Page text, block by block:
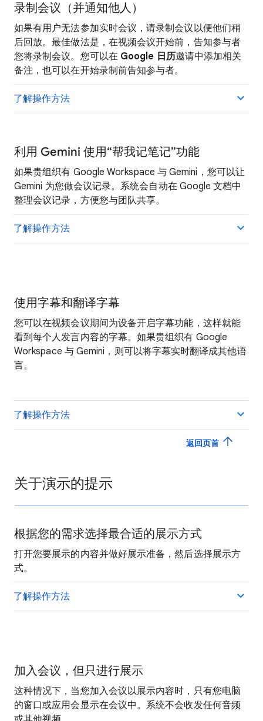
录制会议（并通知他人）
如果有用户无法参加实时会议，请录制会议以便他们稍
后回放。最佳做法是，在视频会议开始前，告知参与者
您将录制会议。您可以在 Google 日历邀请中添加相关
备注，也可以在开始录制前告知参与者。
了解操作方法
利用 Gemini 使用“帮我记笔记”功能
如果贵组织有 Google Workspace 与 Gemini，您可以让
Gemini 为您做会议记录。系统会自动在 Google 文档中
整理会议记录，方便您与团队共享。
了解操作方法
使用字幕和翻译字幕
您可以在视频会议期间为设备开启字幕功能，这样就能
看到每个人发言内容的字幕。如果贵组织有 Google
Workspace 与 Gemini，则可以将字幕实时翻译成其他语
言。
了解操作方法
返回页首
关于演示的提示
根据您的需求选择最合适的展示方式
打开您要展示的内容并做好展示准备，然后选择展示方
式。
了解操作方法
加入会议，但只进行展示
这种情况下，当您加入会议以展示内容时，只有您电脑
的窗口或应用会显示在会议中。系统不会收发任何音频